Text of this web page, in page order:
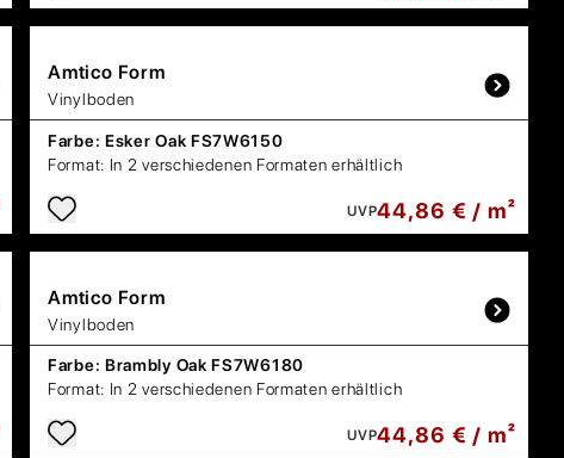
Amtico Form
Vinylboden
Farbe: Esker Oak FS7W6150
Format: In 2 verschiedenen Formaten erhältlich
UVP44,86 € / m²
Amtico Form
Vinylboden
Farbe: Brambly Oak FS7W6180
Format: In 2 verschiedenen Formaten erhältlich
UVP44,86 € / m²